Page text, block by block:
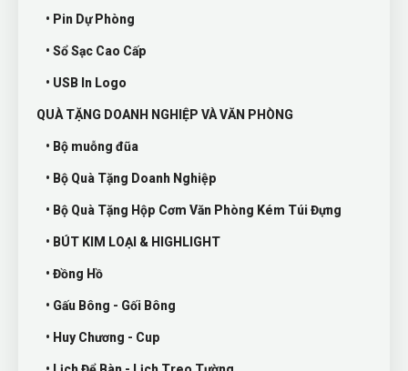
• Pin Dự Phòng
• Sổ Sạc Cao Cấp
• USB In Logo
QUÀ TẶNG DOANH NGHIỆP VÀ VĂN PHÒNG
• Bộ muỗng đũa
• Bộ Quà Tặng Doanh Nghiệp
• Bộ Quà Tặng Hộp Cơm Văn Phòng Kém Túi Đựng
• BÚT KIM LOẠI & HIGHLIGHT
• Đồng Hồ
• Gấu Bông - Gối Bông
• Huy Chương - Cup